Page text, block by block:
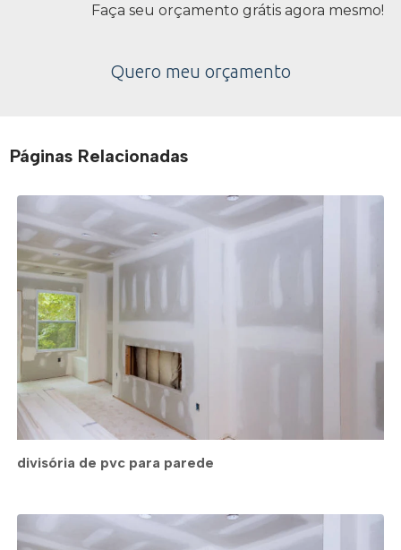
Faça seu orçamento grátis agora mesmo!
Quero meu orçamento
Páginas Relacionadas
divisória de pvc para parede